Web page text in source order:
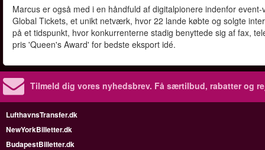
Marcus er også med i en håndfuld af digitalpionere indenfor
Global Tickets, et unikt netværk, hvor 22 lande købte og solgte
på et tidspunkt, hvor konkurrenterne stadig benyttede sig af fax,
pris 'Queen's Award' for bedste eksport idé.
Tilmeld dig vores nyhedsbrev. Få særtilbud, rabatter og
LufthavnsTransfer.dk
NewYorkBilletter.dk
BudapestBilletter.dk